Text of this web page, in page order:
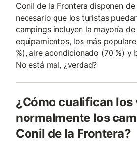
Conil de la Frontera disponen
necesario que los turistas
campings incluyen la mayoría
equipamientos, los más
%), aire acondicionado (70 %) y
No está mal, ¿verdad?
¿Cómo cualifican los
normalmente los
Conil de la Frontera?